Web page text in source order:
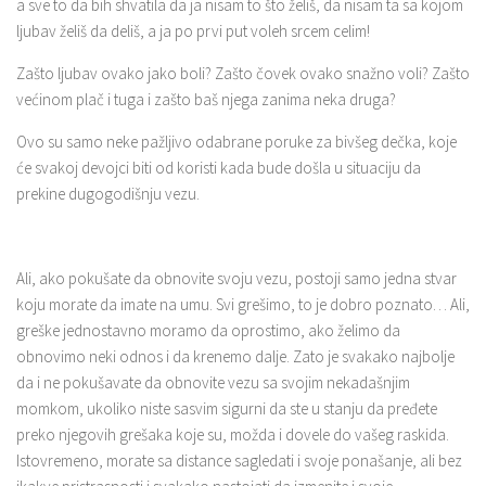
a sve to da bih shvatila da ja nisam to što želiš, da nisam ta sa kojom
ljubav želiš da deliš, a ja po prvi put voleh srcem celim!
Zašto ljubav ovako jako boli? Zašto čovek ovako snažno voli? Zašto
većinom plač i tuga i zašto baš njega zanima neka druga?
Ovo su samo neke pažljivo odabrane poruke za bivšeg dečka, koje
će svakoj devojci biti od koristi kada bude došla u situaciju da
prekine dugogodišnju vezu.
Ali, ako pokušate da obnovite svoju vezu, postoji samo jedna stvar
koju morate da imate na umu. Svi grešimo, to je dobro poznato… Ali,
greške jednostavno moramo da oprostimo, ako želimo da
obnovimo neki odnos i da krenemo dalje. Zato je svakako najbolje
da i ne pokušavate da obnovite vezu sa svojim nekadašnjim
momkom, ukoliko niste sasvim sigurni da ste u stanju da pređete
preko njegovih grešaka koje su, možda i dovele do vašeg raskida.
Istovremeno, morate sa distance sagledati i svoje ponašanje, ali bez